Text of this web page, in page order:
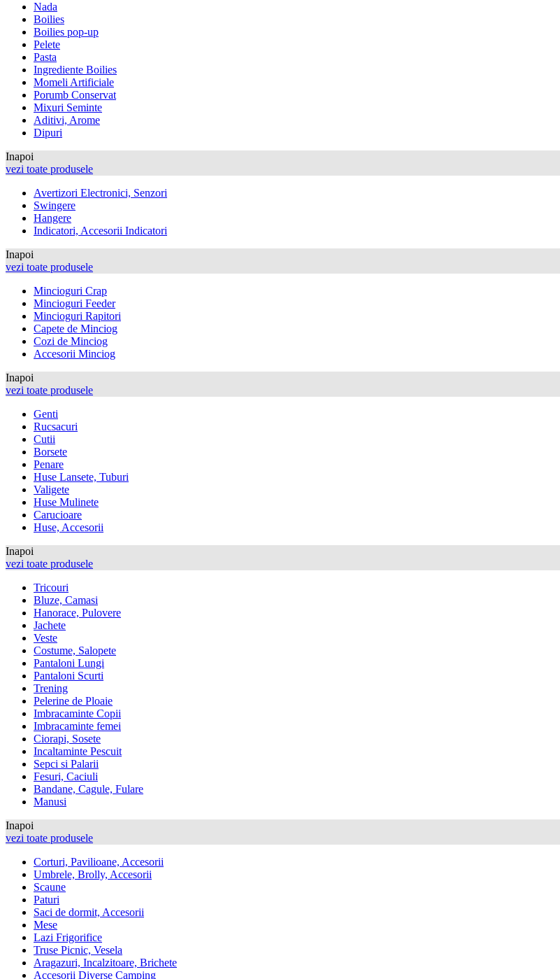
Nada
Boilies
Boilies pop-up
Pelete
Pasta
Ingrediente Boilies
Momeli Artificiale
Porumb Conservat
Mixuri Seminte
Aditivi, Arome
Dipuri
Inapoi
vezi toate produsele
Avertizori Electronici, Senzori
Swingere
Hangere
Indicatori, Accesorii Indicatori
Inapoi
vezi toate produsele
Mincioguri Crap
Mincioguri Feeder
Mincioguri Rapitori
Capete de Minciog
Cozi de Minciog
Accesorii Minciog
Inapoi
vezi toate produsele
Genti
Rucsacuri
Cutii
Borsete
Penare
Huse Lansete, Tuburi
Valigete
Huse Mulinete
Carucioare
Huse, Accesorii
Inapoi
vezi toate produsele
Tricouri
Bluze, Camasi
Hanorace, Pulovere
Jachete
Veste
Costume, Salopete
Pantaloni Lungi
Pantaloni Scurti
Trening
Pelerine de Ploaie
Imbracaminte Copii
Imbracaminte femei
Ciorapi, Sosete
Incaltaminte Pescuit
Sepci si Palarii
Fesuri, Caciuli
Bandane, Cagule, Fulare
Manusi
Inapoi
vezi toate produsele
Corturi, Pavilioane, Accesorii
Umbrele, Brolly, Accesorii
Scaune
Paturi
Saci de dormit, Accesorii
Mese
Lazi Frigorifice
Truse Picnic, Vesela
Aragazuri, Incalzitoare, Brichete
Accesorii Diverse Camping